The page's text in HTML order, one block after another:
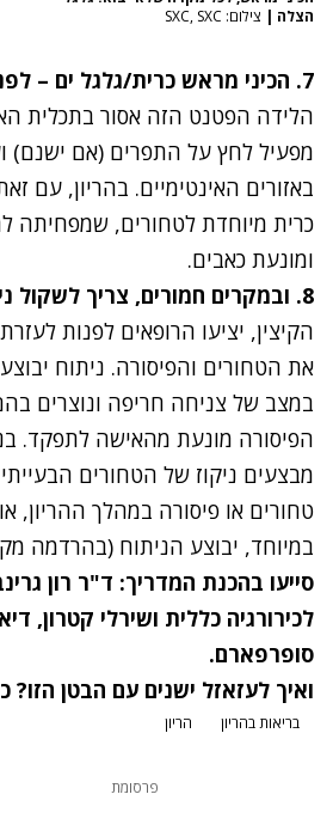
הצלה | צילום: SXC, SXC
7. הכיני מראש כרית/גלגל ים – לפני הלידה
הלידה הפטנט הזה אסור בתכלית
מפעיל לחץ על התפרים (אם ישנם)
באזורים האינטימיים. בהריון, עם
כרית מיוחדת לטחורים, שמפחיתה
ומונעת כאבים.
8. ובמקרים חמורים, צריך לשקול ניתוח
הקיצין, יציעו הרופאים לפנות
את הטחורים והפיסורה. ניתוח
במצב של צניחה חריפה ונוצרים
הפיסורה מונעת מהאישה לתפקד.
מבצעים ניקוז של הטחורים
טחורים או פיסורה במהלך ההריון,
במיוחד, יבוצע הניתוח (בהרדמה
סייעו בהכנת המדריך: ד"ר רון
לכירורגיה כללית ושירלי קטרון,
סופרפארם.
ואיך לעזאזל ישנים עם הבטן הזו?
בריאות בהריון הריון
פרסומת